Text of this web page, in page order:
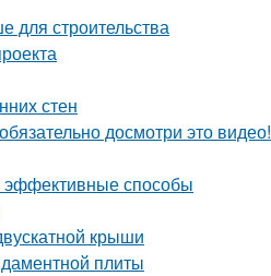
для строительства
стен
досмотри это видео!
эффективные способы
крыши
плиты